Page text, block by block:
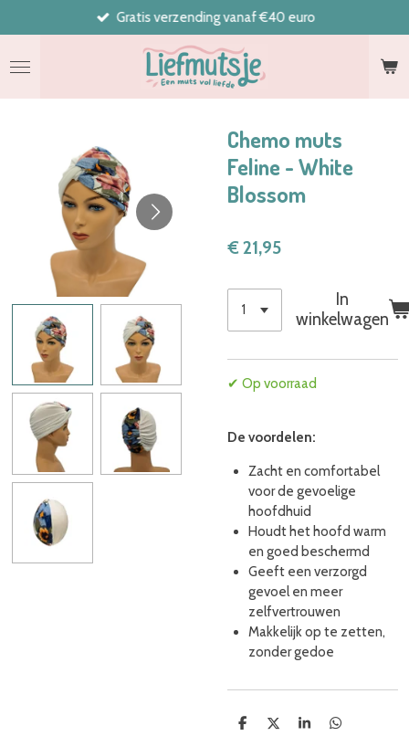
direct
naar
de
hoofdinhoud
Gratis verzending vanaf €40 euro
Chemo muts
Feline - White
Blossom
€ 21,95
In
winkelwagen
✔ Op voorraad
De voordelen:
Zacht en comfortabel
voor de gevoelige
hoofdhuid
Houdt het hoofd warm
en goed beschermd
Geeft een verzorgd
gevoel en meer
zelfvertrouwen
Makkelijk op te zetten,
zonder gedoe
D
D
S
D